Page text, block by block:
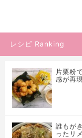
レシピ Ranking
片栗粉
感が再
誰もが
ったリ